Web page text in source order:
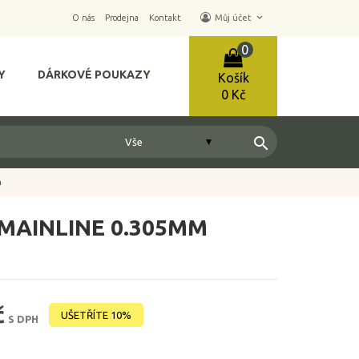
O nás Prodejna Kontakt Můj účet keyboard_arrow_down
Košík
0
0 Kč
DÁRKOVÉ POUKAZY
search
0.305MM
S DPH UŠETŘÍTE 10%